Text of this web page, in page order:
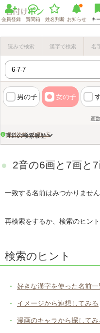
会員登録 質問箱 姓名判断 お知らせ キ
読みで検索 漢字で検索 名
男の子 女の子
画
名付けポンの使い方
直近の検索履歴
2音の6画と7画と
一致する名前はみつかりません
再検索をするか、検索のヒン
検索のヒント
好きな漢字を使った名前一
イメージから連想してみる
漫画のキャラから探してみ